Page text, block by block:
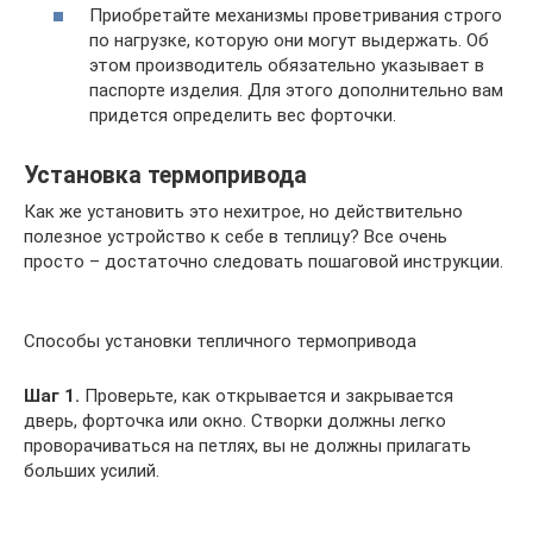
Приобретайте механизмы проветривания строго
по нагрузке, которую они могут выдержать. Об
этом производитель обязательно указывает в
паспорте изделия. Для этого дополнительно вам
придется определить вес форточки.
Установка термопривода
Как же установить это нехитрое, но действительно
полезное устройство к себе в теплицу? Все очень
просто – достаточно следовать пошаговой инструкции.
Способы установки тепличного термопривода
Шаг 1. Проверьте, как открывается и закрывается
дверь, форточка или окно. Створки должны легко
проворачиваться на петлях, вы не должны прилагать
больших усилий.